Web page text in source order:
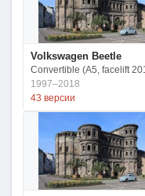
Volkswagen Beetle
Convertible (A5, facelift
1997–2018
43 версии